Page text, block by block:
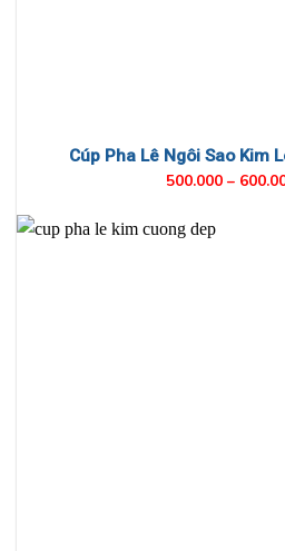
Cúp Pha Lê Ngôi Sao Kim
500.000 –